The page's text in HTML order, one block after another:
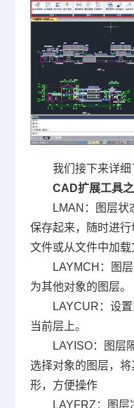
我们接下来详细
CAD扩展工具
LMAN ：图层状
保存起来，随时进
文件或从文件中加载
LAYMCH ：图
为其他对象的图层。
LAYCUR ：设
当前层上。
LAYISO：图层
选择对象的图层，
形，方便操作
LAYFRZ ：图层